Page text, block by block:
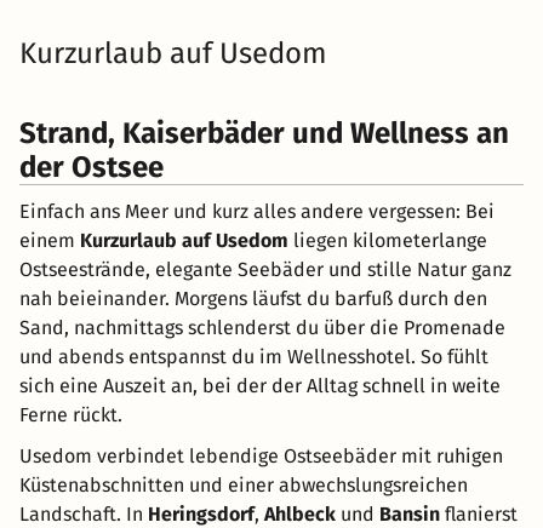
Kurzurlaub auf Usedom
Strand, Kaiserbäder und Wellness an
der Ostsee
Einfach ans Meer und kurz alles andere vergessen: Bei
einem Kurzurlaub auf Usedom liegen kilometerlange
Ostseestrände, elegante Seebäder und stille Natur ganz
nah beieinander. Morgens läufst du barfuß durch den
Sand, nachmittags schlenderst du über die Promenade
und abends entspannst du im Wellnesshotel. So fühlt
sich eine Auszeit an, bei der der Alltag schnell in weite
Ferne rückt.
Usedom verbindet lebendige Ostseebäder mit ruhigen
Küstenabschnitten und einer abwechslungsreichen
Landschaft. In Heringsdorf, Ahlbeck und Bansin flanierst